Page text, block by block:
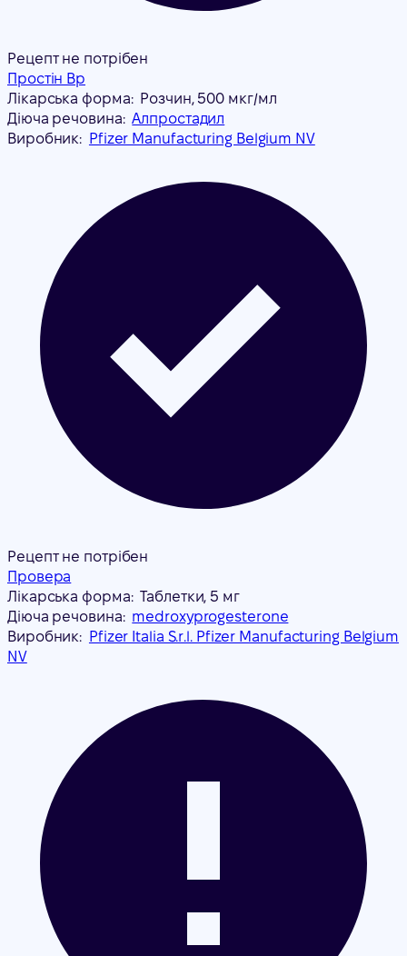
Рецепт не потрібен
Простін Вр
Лікарська форма: Розчин, 500 мкг/мл
Діюча речовина: Алпростадил
Виробник: Pfizer Manufacturing Belgium NV
Рецепт не потрібен
Провера
Лікарська форма: Таблетки, 5 мг
Діюча речовина: medroxyprogesterone
Виробник: Pfizer Italia S.r.l. Pfizer Manufacturing Belgium
NV